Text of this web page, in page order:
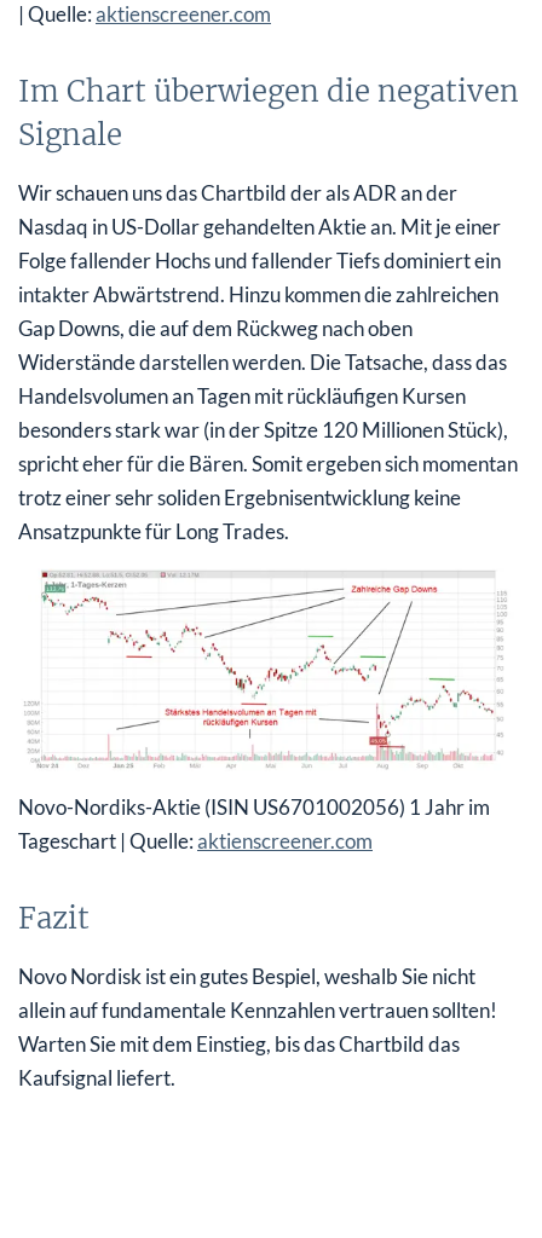
| Quelle:aktienscreener.com
Im Chart überwiegen die negativen
Signale
Wir schauen uns das Chartbild der als ADR an der
Nasdaq in US-Dollar gehandelten Aktie an. Mit je einer
Folge fallender Hochs und fallender Tiefs dominiert ein
intakter Abwärtstrend. Hinzu kommen die zahlreichen
Gap Downs, die auf dem Rückweg nach oben
Widerstände darstellen werden. Die Tatsache, dass das
Handelsvolumen an Tagen mit rückläufigen Kursen
besonders stark war (in der Spitze 120 Millionen Stück),
spricht eher für die Bären. Somit ergeben sich momentan
trotz einer sehr soliden Ergebnisentwicklung keine
Ansatzpunkte für Long Trades.
Novo-Nordiks-Aktie(ISIN US6701002056) 1 Jahr im
Tageschart | Quelle:aktienscreener.com
Fazit
Novo Nordisk ist ein gutes Bespiel, weshalb Sie nicht
allein auf fundamentale Kennzahlen vertrauen sollten!
Warten Sie mit dem Einstieg, bis das Chartbild das
Kaufsignal liefert.